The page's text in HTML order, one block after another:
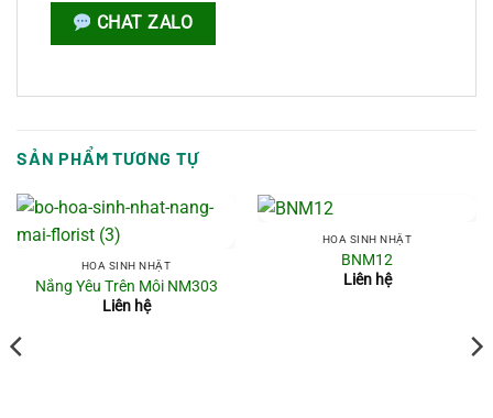
CHAT ZALO
SẢN PHẨM TƯƠNG TỰ
HOA SINH NHẬT
Nắng Yêu Trên Môi NM303
Liên hệ
HOA SINH NHẬT
BNM12
Liên hệ